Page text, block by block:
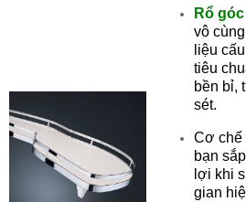
Rổ góc
vô
liệu
tiêu
bền bỉ,
sét.
Cơ chế
bạn
lợi khi
gian